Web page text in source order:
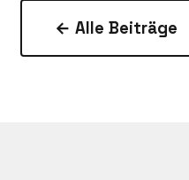
← Alle Beiträge